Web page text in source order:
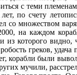
с теми
по счету
со множеством
на каждом
из которого
греков, удача
корабли были
мучили,